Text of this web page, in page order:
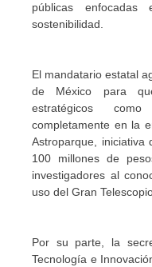
públicas enfocadas
sostenibilidad.
El mandatario estatal
de México para
estratégicos
completamente en la
Astroparque, iniciativa
100 millones de
investigadores al
uso del Gran
Por su parte, la
Tecnología e